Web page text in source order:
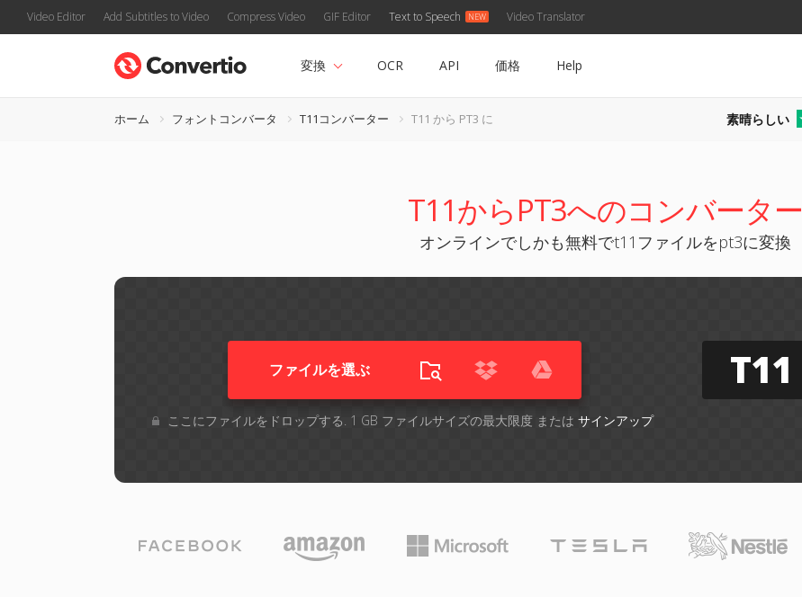
Video Editor Add Subtitles to Video Compress Video GIF Editor Text to Speech Video Translator
変換 OCR API 価格 Help
ホーム フォントコンバータ T11コンバーター T11 から PT3 に 素晴らしい
T11からPT3へのコンバーター
オンラインでしかも無料でt11ファイルをpt3に変換
ファイルを選ぶ
ここにファイルをドロップする. 1 GB ファイルサイズの最大限度 または サインアップ
T11